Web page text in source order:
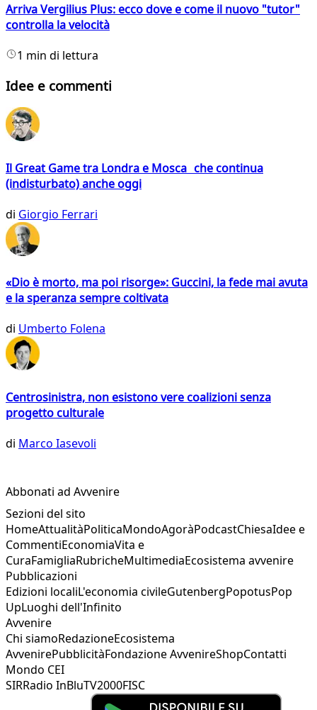
Arriva Vergilius Plus: ecco dove e come il nuovo "tutor"
controlla la velocità
1 min di lettura
Idee e commenti
Il Great Game tra Londra e Mosca che continua
(indisturbato) anche oggi
di Giorgio Ferrari
«Dio è morto, ma poi risorge»: Guccini, la fede mai avuta
e la speranza sempre coltivata
di Umberto Folena
Centrosinistra, non esistono vere coalizioni senza
progetto culturale
di Marco Iasevoli
Abbonati ad Avvenire
Sezioni del sito
HomeAttualitàPoliticaMondoAgoràPodcastChiesaIdee e
CommentiEconomiaVita e
CuraFamigliaRubricheMultimediaEcosistema avvenire
Pubblicazioni
Edizioni localiL'economia civileGutenbergPopotusPop
UpLuoghi dell'Infinito
Avvenire
Chi siamoRedazioneEcosistema
AvvenirePubblicitàFondazione AvvenireShopContatti
Mondo CEI
SIRRadio InBluTV2000FISC